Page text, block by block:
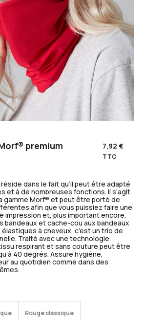
premium
7,92€
TTC
dans le fait qu’il peut être adapté
et à de nombreuses fonctions. Il s’agit
gamme Morf® et peut être porté de
afin que vous puissiez faire une
impression et, plus important encore,
bandeaux et cache-cou aux bandeaux
à cheveux, c’est un trio de
Traité avec une technologie
respirant et sans couture peut être
40 degrés. Assure hygiène,
au quotidien comme dans des
Rouge classique